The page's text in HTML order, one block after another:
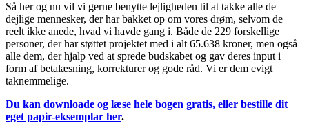
Så her og nu vil vi gerne benytte lejligheden til at takke alle de
dejlige mennesker, der har bakket op om vores drøm, selvom de
reelt ikke anede, hvad vi havde gang i. Både de 229 forskellige
personer, der har støttet projektet med i alt 65.638 kroner, men også
alle dem, der hjalp ved at sprede budskabet og gav deres input i
form af betalæsning, korrekturer og gode råd. Vi er dem evigt
taknemmelige.
Du kan downloade og læse hele bogen gratis, eller bestille dit
eget papir-eksemplar her.